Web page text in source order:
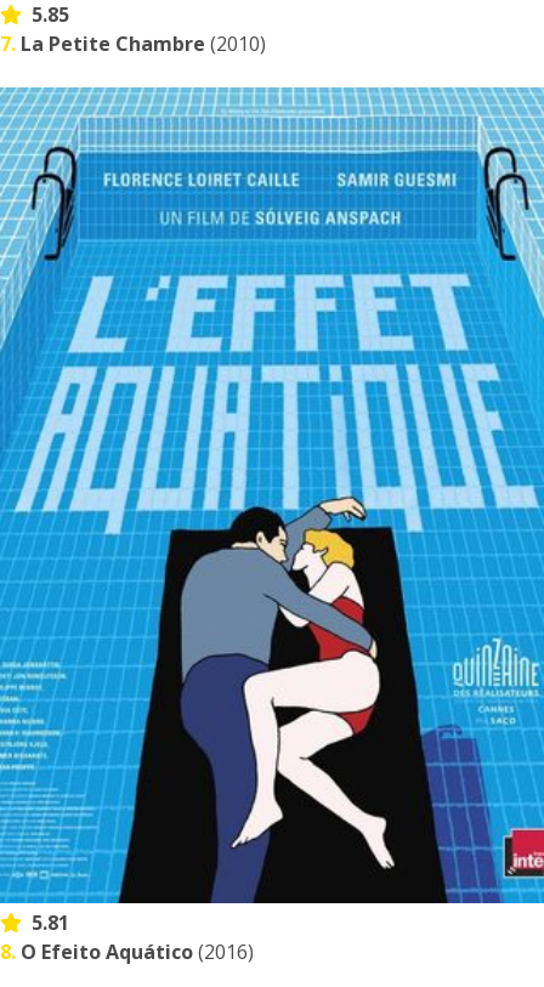
5.85
7. La Petite Chambre (2010)
5.81
8. O Efeito Aquático(2016)